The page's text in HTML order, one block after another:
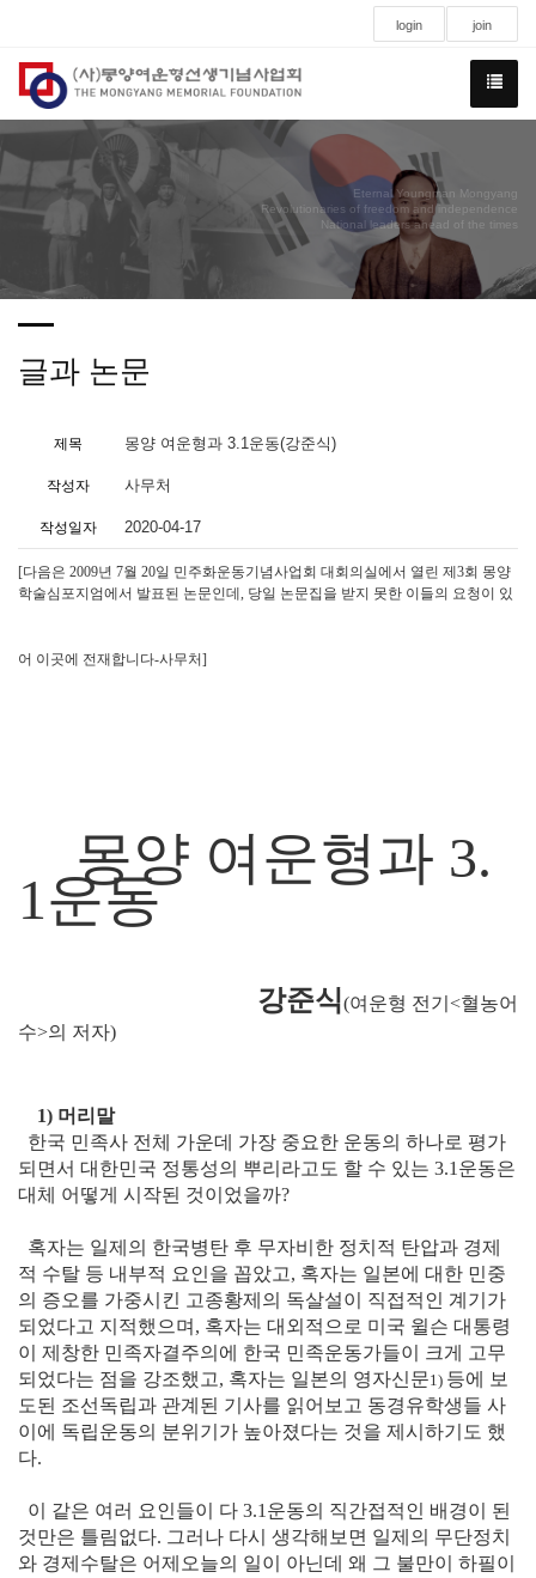
login join
Eternal Youngman Mongyang
Revolutionaries of freedom and independence
National leaders ahead of the times
글과 논문
제목 몽양 여운형과 3.1운동(강준식)
작성자 사무처
작성일자 2020-04-17
[다음은 2009년 7월 20일 민주화운동기념사업회 대회의실에서 열린 제3회 몽양
학술심포지엄에서 발표된 논문인데, 당일 논문집을 받지 못한 이들의 요청이 있
어 이곳에 전재합니다-사무처]
몽양 여운형과 3.
1운동
강준식(여운형 전기<혈농어
수>의 저자)
1) 머리말
한국 민족사 전체 가운데 가장 중요한 운동의 하나로 평가
되면서 대한민국 정통성의 뿌리라고도 할 수 있는 3.1운동은
대체 어떻게 시작된 것이었을까?
혹자는 일제의 한국병탄 후 무자비한 정치적 탄압과 경제
적 수탈 등 내부적 요인을 꼽았고, 혹자는 일본에 대한 민중
의 증오를 가중시킨 고종황제의 독살설이 직접적인 계기가
되었다고 지적했으며, 혹자는 대외적으로 미국 윌슨 대통령
이 제창한 민족자결주의에 한국 민족운동가들이 크게 고무
되었다는 점을 강조했고, 혹자는 일본의 영자신문1) 등에 보
도된 조선독립과 관계된 기사를 읽어보고 동경유학생들 사
이에 독립운동의 분위기가 높아졌다는 것을 제시하기도 했
다.
이 같은 여러 요인들이 다 3.1운동의 직간접적인 배경이 된
것만은 틀림없다. 그러나 다시 생각해보면 일제의 무단정치
와 경제수탈은 어제오늘의 일이 아닌데 왜 그 불만이 하필이